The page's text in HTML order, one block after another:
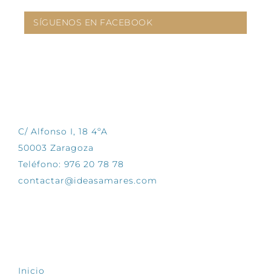
SÍGUENOS EN FACEBOOK
C/ Alfonso I, 18 4ºA
50003 Zaragoza
Teléfono: 976 20 78 78
contactar@ideasamares.com
Inicio